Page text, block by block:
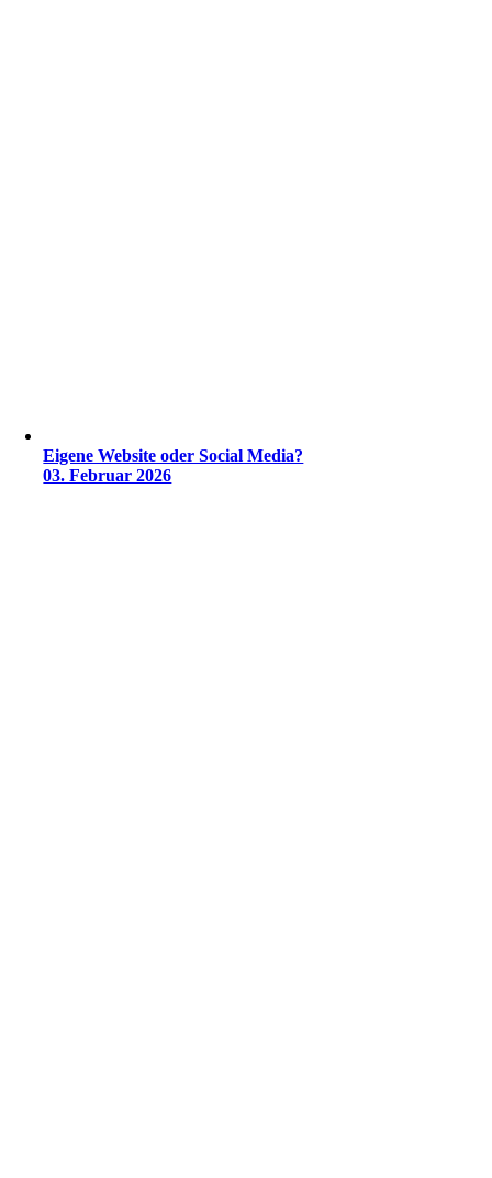
Eigene Website oder Social Media?
03. Februar 2026